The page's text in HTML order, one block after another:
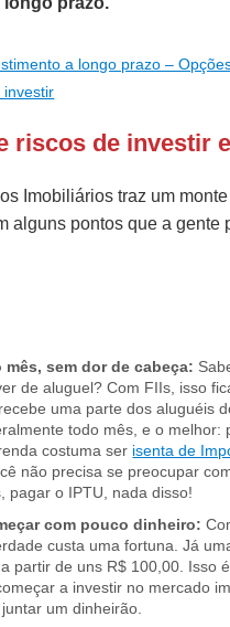
a longo prazo –
riscos de investir
Imobiliários traz um
alguns pontos que a gente
mês, sem dor de cabeça:
de aluguel? Com FIIs, isso
uma parte dos aluguéis
todo mês, e o melhor:
costuma ser isenta de
não precisa se preocupar
pagar o IPTU, nada disso!
com pouco dinheiro:
custa uma fortuna. Já
partir de uns R$ 100,00. Isso
a investir no mercado
um dinheirão.